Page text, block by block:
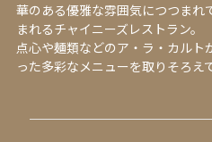
華のある優雅な雰囲気につつまれ
まれるチャイニーズレストラン。
点心や麺類などのア・ラ・カルト
った多彩なメニューを取りそろえ